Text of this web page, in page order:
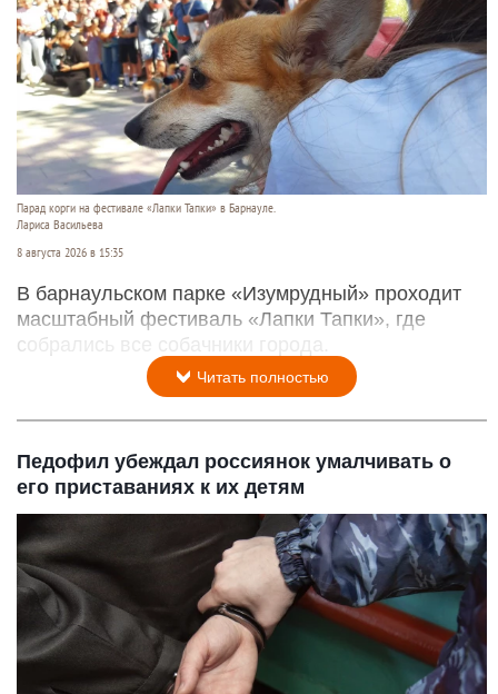
Парад корги на фестивале «Лапки Тапки» в Барнауле.
Лариса Васильева
8 августа 2026 в 15:35
В барнаульском парке «Изумрудный» проходит
масштабный фестиваль «Лапки Тапки», где
собрались все собачники города.
Читать полностью
Педофил убеждал россиянок умалчивать о
его приставаниях к их детям